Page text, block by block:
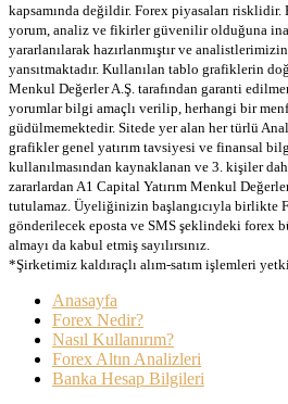
kapsamında değildir. Forex piyasaları
yorum, analiz ve fikirler güvenilir olduğuna
yararlanılarak hazırlanmıştır ve
yansıtmaktadır. Kullanılan tablo grafiklerin
Menkul Değerler A.Ş. tarafından garanti
yorumlar bilgi amaçlı verilip, herhangi bir
güdülmemektedir. Sitede yer alan her türlü
grafikler genel yatırım tavsiyesi ve finansal
kullanılmasından kaynaklanan ve 3. kişiler
zararlardan A1 Capital Yatırım Menkul
tutulamaz. Üyeliğinizin başlangıcıyla birlikte
gönderilecek eposta ve SMS şeklindeki forex
almayı da kabul etmiş sayılırsınız.
*Şirketimiz kaldıraçlı alım-satım işlemleri
Anasayfa
Forex Nedir?
Nasıl Kullanırım?
Forex Altın Analizleri
Banka Hesap Bilgileri